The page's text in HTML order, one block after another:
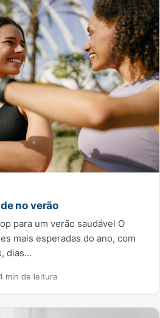
no verão
para um verão saudável O
mais esperadas do ano, com
dias…
min de leitura